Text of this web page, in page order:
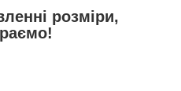
розміри,